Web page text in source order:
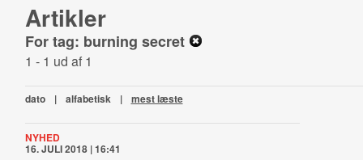
Artikler
For tag: burning secret
1 - 1 ud af 1
dato | alfabetisk | mest læste
NYHED
16. JULI 2018 | 16:41